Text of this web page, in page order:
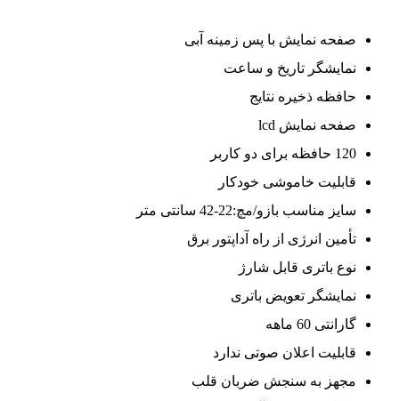
صفحه نمایش با پس زمینه آبی
نمایشگر تاریخ و ساعت
حافظه ذخیره نتایج
صفحه نمایش lcd
120 حافظه برای دو کاربر
قابلیت خاموشی خودکار
سایز مناسب بازو/مچ:22-42 سانتی متر
تأمین انرژی از راه آداپتور برق
نوع باتری قابل شارژ
نمایشگر تعویض باتری
گارانتی 60 ماهه
قابلیت اعلان صوتی ندارد
مجهز به سنجش ضربان قلب